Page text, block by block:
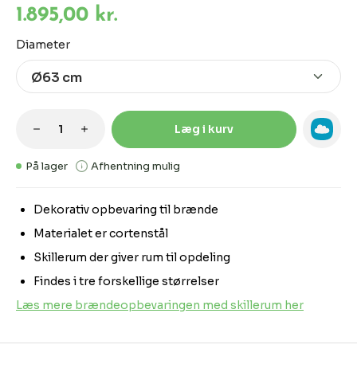
Dekorativ opbevaring til brænde
Materialet er cortenstål
Skillerum der giver rum til opdeling
Findes i tre forskellige størrelser
Læs mere brændeopbevaringen med skillerum her
1.895,00 kr.
På lager Afhentning mulig
Vælg
Diameter
Produktmængde: Indtast den
Læg i kurv